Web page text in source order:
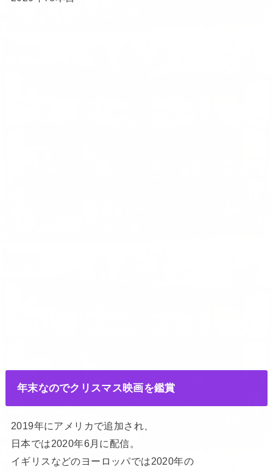
年末なのでクリスマス映画を鑑賞
2019年にアメリカで追加され、
日本では2020年6月に配信。
イギリスなどのヨーロッパでは2020年の